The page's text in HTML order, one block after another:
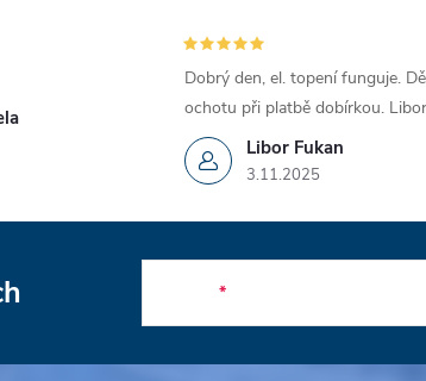
Libor Fukan
3.11.2025
Dobrý den, el. topení funguje.
ochotu při platbě dobírkou.